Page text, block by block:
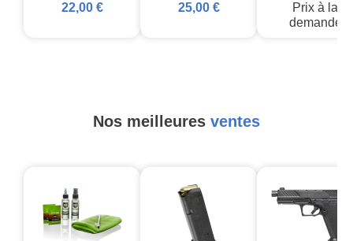
22,00 € 25,00 €
Prix à la
demande
Nos meilleures ventes